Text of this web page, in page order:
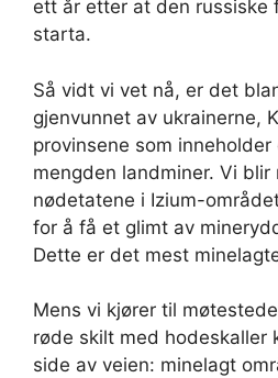
ett år etter at den russiske
starta.
Så vidt vi vet nå, er det
gjenvunnet av ukrainerne,
provinsene som
mengden landminer. Vi
nødetatene i Izium-
for å få et glimt av
Dette er det mest
Mens vi kjører til
røde skilt med hodeskaller
side av veien: minelagt